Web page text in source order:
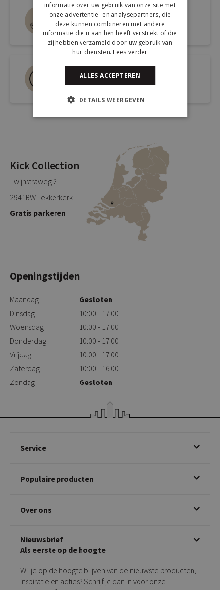
Route naar de winkel
Open link naar Google Maps
Bel ons 0180-660999
Spreek een medewerker
Kick Collection
Twijnstraweg 2
2941BW Lekkerkerk
Gratis parkeren
Openingstijden
Maandag
Gesloten
Dinsdag
10:00 - 17:00
Woensdag
10:00 - 17:00
Donderdag
10:00 - 17:00
Vrijdag
10:00 - 17:00
Zaterdag
10:00 - 16:00
Zondag
Gesloten
Service
Betalen & annuleren
Klachtafhandeling
Privacy policy
Populaire producten
Draaibare eetkamerstoelen
Taupe stoelen
Tuinstoelen
Bijzettafels
Over ons
Showroom
Contact
Onderhoudsproducten
Vloerbescherming
Nieuwsbrief
Als eerste op de hoogte
Wil je op de hoogte blijven van de nieuwste producten,
inspiratie en acties? Schrijf je dan in voor onze
informatie over uw gebruik van onze site met
onze advertentie- en analysepartners, die
deze kunnen combineren met andere
informatie die u aan hen heeft verstrekt of die
zij hebben verzameld door uw gebruik van
hun diensten. Lees verder
ALLES ACCEPTEREN
DETAILS WEERGEVEN